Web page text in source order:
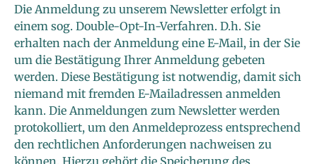
Die Anmeldung zu unserem Newsletter erfolgt in
einem sog. Double-Opt-In-Verfahren. D.h. Sie
erhalten nach der Anmeldung eine E-Mail, in der Sie
um die Bestätigung Ihrer Anmeldung gebeten
werden. Diese Bestätigung ist notwendig, damit sich
niemand mit fremden E-Mailadressen anmelden
kann. Die Anmeldungen zum Newsletter werden
protokolliert, um den Anmeldeprozess entsprechend
den rechtlichen Anforderungen nachweisen zu